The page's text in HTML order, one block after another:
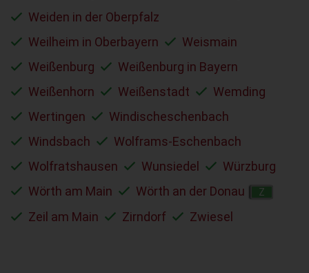
Weiden in der Oberpfalz
Weilheim in Oberbayern
Weismain
Weißenburg
Weißenburg in Bayern
Weißenhorn
Weißenstadt
Wemding
Wertingen
Windischeschenbach
Windsbach
Wolframs-Eschenbach
Wolfratshausen
Wunsiedel
Würzburg
Wörth am Main
Wörth an der Donau Z
Zeil am Main Zirndorf Zwiesel